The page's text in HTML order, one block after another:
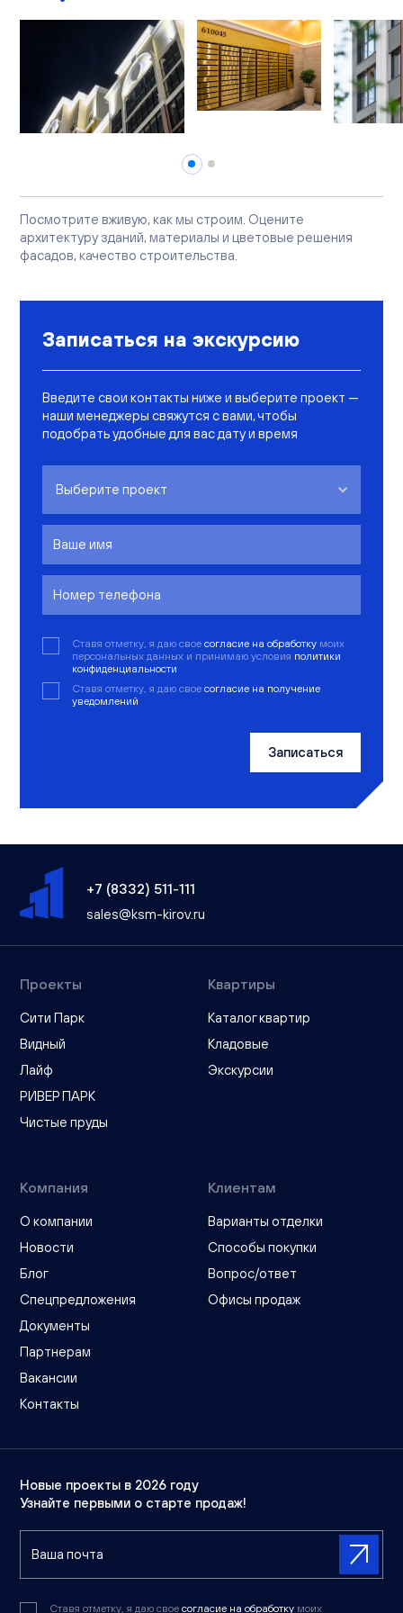
Посмотрите вживую, как мы строим. Оцените
архитектуру зданий, материалы и цветовые решения
фасадов, качество строительства.
Записаться на экскурсию
Введите свои контакты ниже и выберите проект —
наши менеджеры свяжутся с вами, чтобы
подобрать удобные для вас дату и время
Чистые пруды
Лайф
РИВЕР ПАРК
Сити Парк
Ставя отметку, я даю свое согласие на обработку моих
персональных данных и принимаю условия политики
конфиденциальности
Ставя отметку, я даю свое согласие на получение
уведомлений
Записаться
+7 (8332) 511-111
sales@ksm-kirov.ru
Проекты
Сити Парк
Видный
Лайф
РИВЕР ПАРК
Чистые пруды
Квартиры
Каталог квартир
Кладовые
Экскурсии
Компания
О компании
Новости
Блог
Спецпредложения
Документы
Партнерам
Вакансии
Контакты
Клиентам
Варианты отделки
Способы покупки
Вопрос/ответ
Офисы продаж
Новые проекты в 2026 году
Узнайте первыми о старте продаж!
Ставя отметку, я даю свое согласие на обработку моих